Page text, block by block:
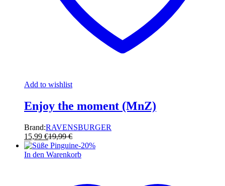
Add to wishlist
Enjoy the moment (MnZ)
Brand:RAVENSBURGER
15,99 €19,99€
-20%
In den Warenkorb